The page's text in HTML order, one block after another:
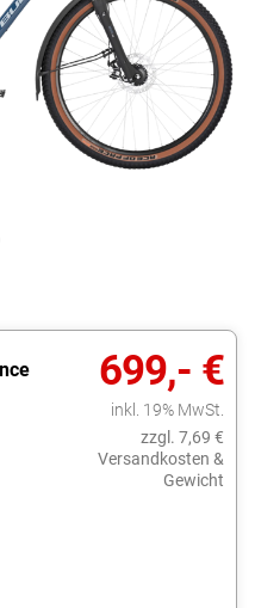
699,- €
inkl. 19% MwSt.
zzgl. 7,69 €
Versandkosten &
Gewicht